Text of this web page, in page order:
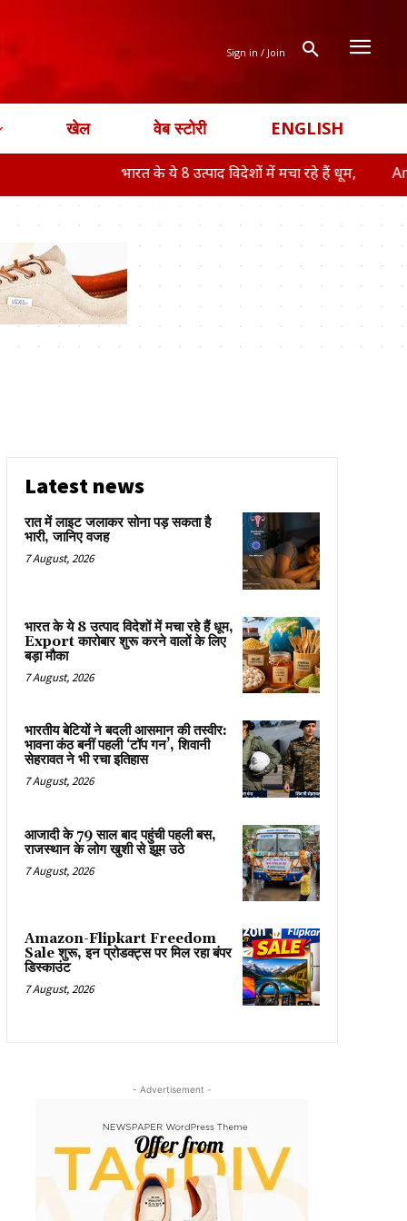
Sign in / Join
खेल वेब स्टोरी ENGLISH
भारत के ये 8 उत्पाद विदेशों में मचा रहे हैं धूम, Amazon-
Latest news
रात में लाइट जलाकर सोना पड़ सकता है
भारी, जानिए वजह
7 August, 2026
भारत के ये 8 उत्पाद विदेशों में मचा रहे हैं धूम,
Export कारोबार शुरू करने वालों के लिए
बड़ा मौका
7 August, 2026
भारतीय बेटियों ने बदली आसमान की तस्वीर:
भावना कंठ बनीं पहली ‘टॉप गन’, शिवानी
सेहरावत ने भी रचा इतिहास
7 August, 2026
आजादी के 79 साल बाद पहुंची पहली बस,
राजस्थान के लोग खुशी से झूम उठे
7 August, 2026
Amazon-Flipkart Freedom
Sale शुरू, इन प्रोडक्ट्स पर मिल रहा बंपर
डिस्काउंट
7 August, 2026
- Advertisement -